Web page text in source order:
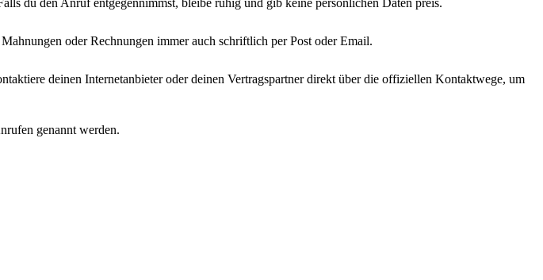
du den Anruf entgegennimmst, bleibe ruhig und gib keine persönlichen Daten preis.
oder Rechnungen immer auch schriftlich per Post oder Email.
deinen Internetanbieter oder deinen Vertragspartner direkt über die offiziellen Kontaktwege, um
genannt werden.